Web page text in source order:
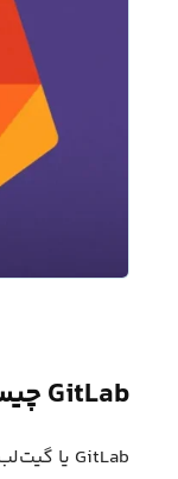
GitLab چیست و چگونه کار می‌کند؟